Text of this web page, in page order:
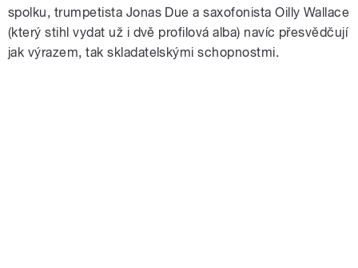
spolku, trumpetista Jonas Due a saxofonista Oilly Wallace
(který stihl vydat už i dvě profilová alba) navíc přesvědčují
jak výrazem, tak skladatelskými schopnostmi.